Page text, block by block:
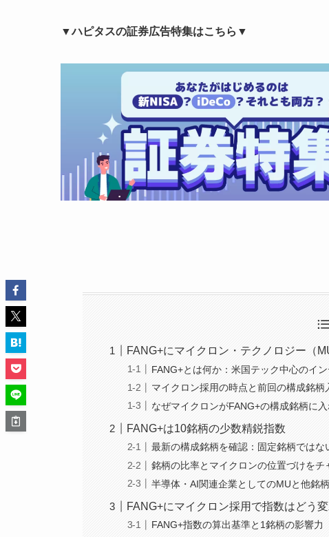
▼ハピタスの証券広告特集はこちら▼
FANG+にマイクロン・テクノロジー（
FANG+とは何か：米国テック中心のイ
マイクロン採用の時点と前回の構成銘柄
なぜマイクロンがFANG+の構成銘柄に
FANG+は10銘柄の少数精鋭指数
最新の構成銘柄を確認：固定銘柄ではな
銘柄の比率とマイクロンの位置づけをチ
半導体・AI関連企業としてのMUと他銘
FANG+にマイクロン採用で指数はどう変
FANG+指数の算出基準と1銘柄の影響力